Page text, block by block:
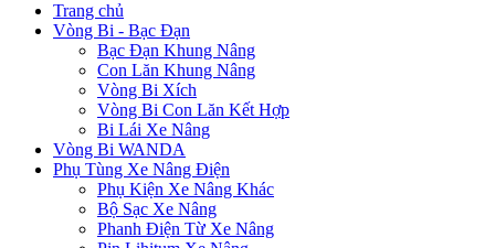
Trang chủ
Vòng Bi - Bạc Đạn
Bạc Đạn Khung Nâng
Con Lăn Khung Nâng
Vòng Bi Xích
Vòng Bi Con Lăn Kết Hợp
Bi Lái Xe Nâng
Vòng Bi WANDA
Phụ Tùng Xe Nâng Điện
Phụ Kiện Xe Nâng Khác
Bộ Sạc Xe Nâng
Phanh Điện Từ Xe Nâng